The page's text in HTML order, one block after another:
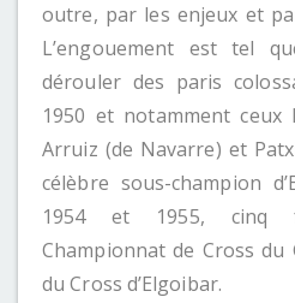
outre, par les enjeux et
L’engouement est tel
dérouler des paris
1950 et notamment
Arruiz (de Navarre) et
célèbre sous-champion
1954 et 1955, cinq
Championnat de Cross
du Cross d’Elgoibar.